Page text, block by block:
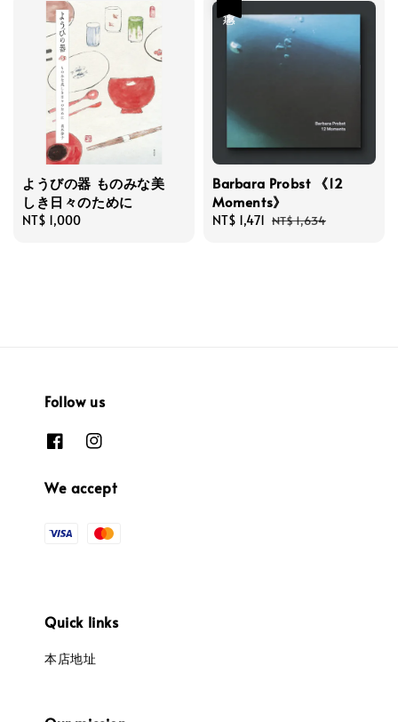
ようびの器 ものみな美
しき日々のために
Regular
NT$ 1,000
Barbara Probst 《12
Moments》
Sale
NT$ 1,471 Regular
NT$ 1,634
Follow us
We accept
Quick links
本店地址